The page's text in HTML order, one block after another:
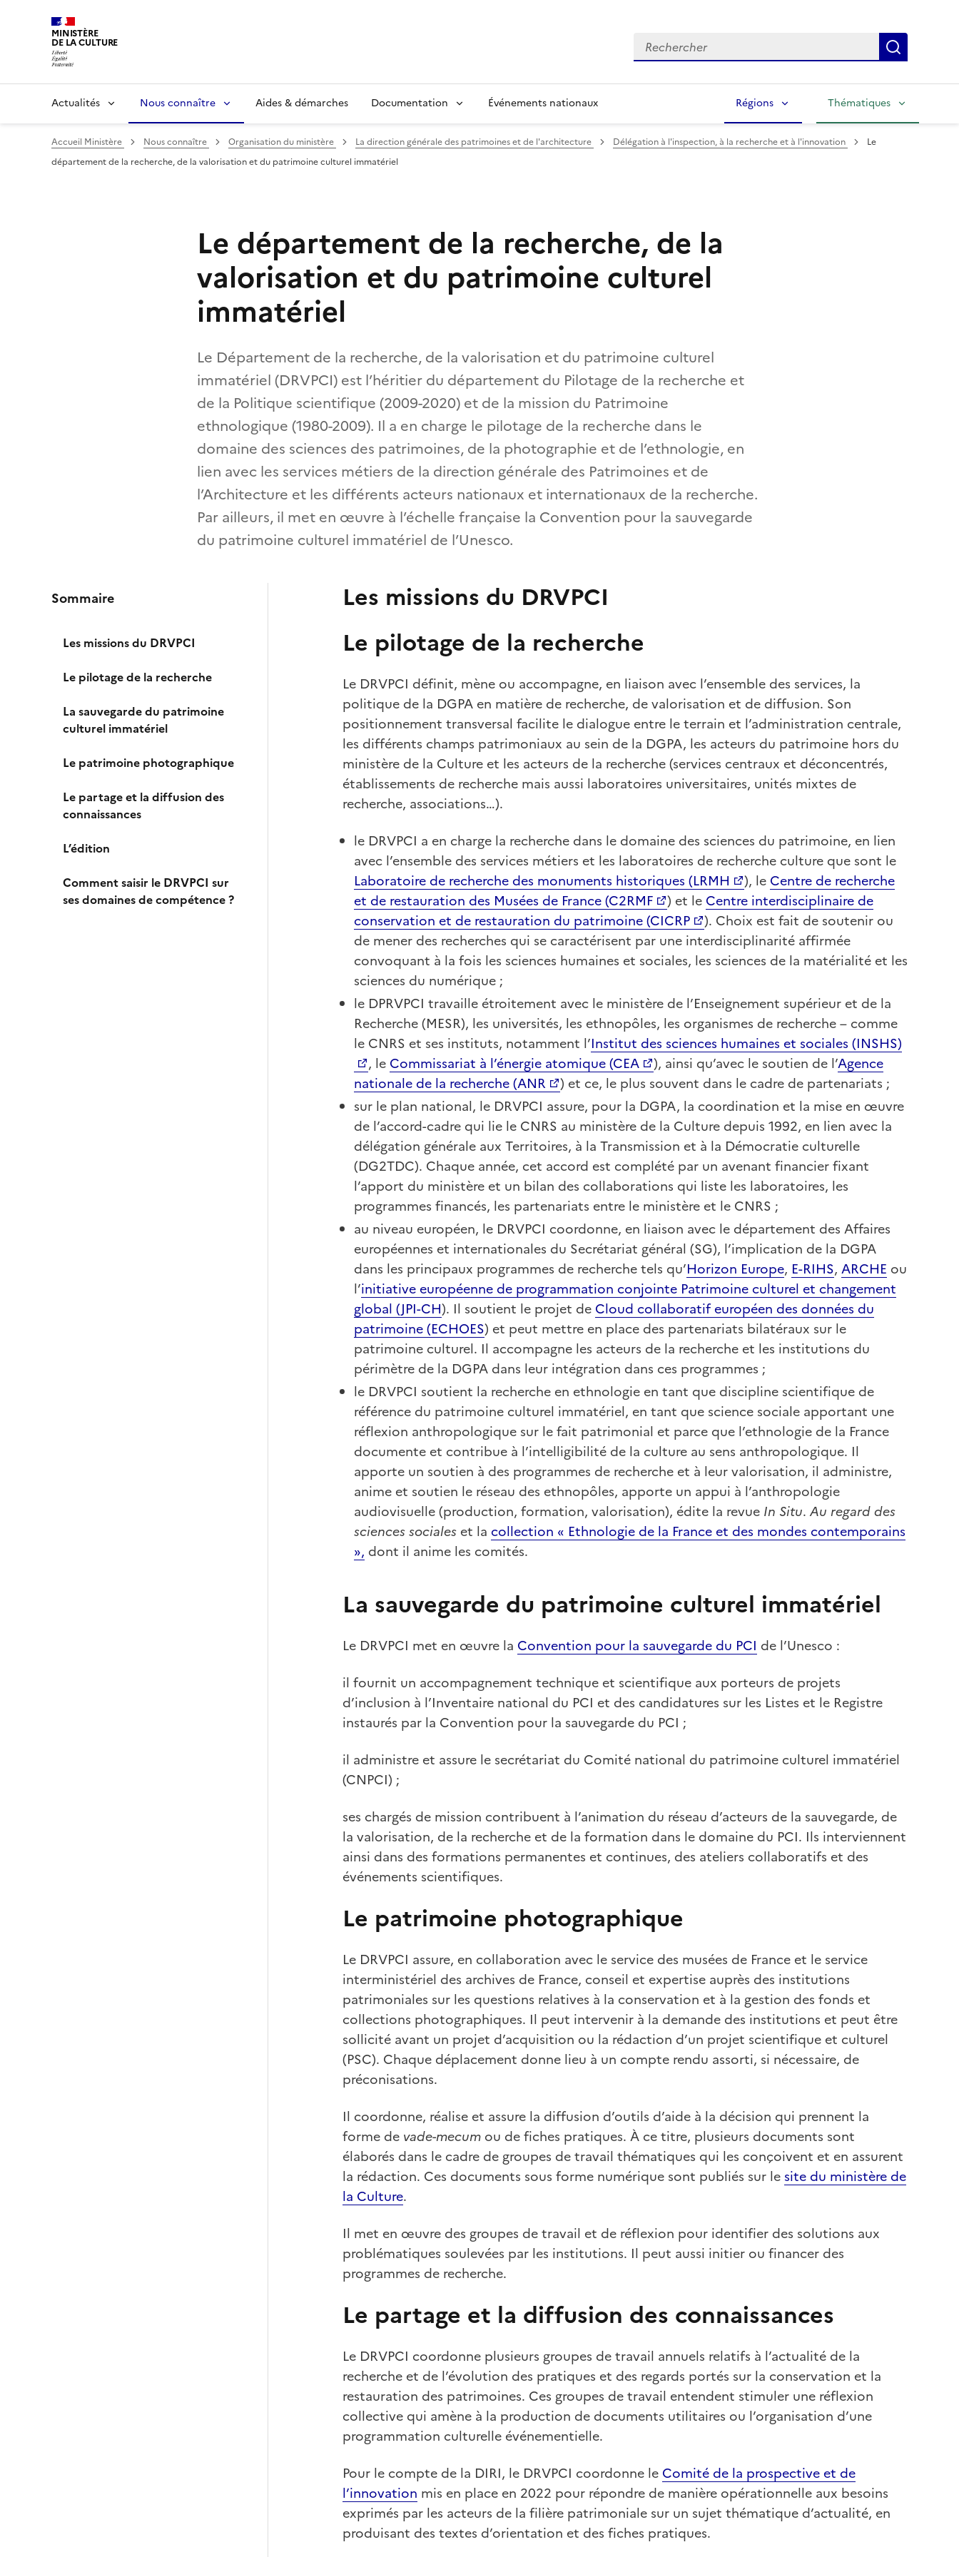
MINISTÈRE
DE LA CULTURE Rechercher
Actualités Nous connaître Aides & démarches Documentation Événements nationaux Régions Thématiques
Accueil Ministère Nous connaître Organisation du ministère La direction générale des patrimoines et de l'architecture Délégation à l'inspection, à la recherche et à l'innovation
Le
département de la recherche, de la valorisation et du patrimoine culturel immatériel
Le département de la recherche, de la
valorisation et du patrimoine culturel
immatériel
Le Département de la recherche, de la valorisation et du patrimoine culturel
immatériel (DRVPCI) est l’héritier du département du Pilotage de la recherche et
de la Politique scientifique (2009-2020) et de la mission du Patrimoine
ethnologique (1980-2009). Il a en charge le pilotage de la recherche dans le
domaine des sciences des patrimoines, de la photographie et de l’ethnologie, en
lien avec les services métiers de la direction générale des Patrimoines et de
l’Architecture et les différents acteurs nationaux et internationaux de la recherche.
Par ailleurs, il met en œuvre à l’échelle française la Convention pour la sauvegarde
du patrimoine culturel immatériel de l’Unesco.
Sommaire
Les missions du DRVPCI
Le pilotage de la recherche
La sauvegarde du patrimoine
culturel immatériel
Le patrimoine photographique
Le partage et la diffusion des
connaissances
L’édition
Comment saisir le DRVPCI sur
ses domaines de compétence ?
Les missions du DRVPCI
Le pilotage de la recherche
Le DRVPCI définit, mène ou accompagne, en liaison avec l’ensemble des services, la
politique de la DGPA en matière de recherche, de valorisation et de diffusion. Son
positionnement transversal facilite le dialogue entre le terrain et l’administration centrale,
les différents champs patrimoniaux au sein de la DGPA, les acteurs du patrimoine hors du
ministère de la Culture et les acteurs de la recherche (services centraux et déconcentrés,
établissements de recherche mais aussi laboratoires universitaires, unités mixtes de
recherche, associations…).
le DRVPCI a en charge la recherche dans le domaine des sciences du patrimoine, en lien
avec l’ensemble des services métiers et les laboratoires de recherche culture que sont le
Laboratoire de recherche des monuments historiques (LRMH
), le Centre de recherche
et de restauration des Musées de France (C2RMF
) et le Centre interdisciplinaire de
conservation et de restauration du patrimoine (CICRP
). Choix est fait de soutenir ou
de mener des recherches qui se caractérisent par une interdisciplinarité affirmée
convoquant à la fois les sciences humaines et sociales, les sciences de la matérialité et les
sciences du numérique ;
le DPRVPCI travaille étroitement avec le ministère de l’Enseignement supérieur et de la
Recherche (MESR), les universités, les ethnopôles, les organismes de recherche – comme
le CNRS et ses instituts, notamment l’Institut des sciences humaines et sociales (INSHS)
, le Commissariat à l’énergie atomique (CEA ), ainsi qu’avec le soutien de l’Agence
nationale de la recherche (ANR
) et ce, le plus souvent dans le cadre de partenariats ;
sur le plan national, le DRVPCI assure, pour la DGPA, la coordination et la mise en œuvre
de l’accord-cadre qui lie le CNRS au ministère de la Culture depuis 1992, en lien avec la
délégation générale aux Territoires, à la Transmission et à la Démocratie culturelle
(DG2TDC). Chaque année, cet accord est complété par un avenant financier fixant
l’apport du ministère et un bilan des collaborations qui liste les laboratoires, les
programmes financés, les partenariats entre le ministère et le CNRS ;
au niveau européen, le DRVPCI coordonne, en liaison avec le département des Affaires
européennes et internationales du Secrétariat général (SG), l’implication de la DGPA
dans les principaux programmes de recherche tels qu’Horizon Europe, E-RIHS, ARCHE ou
l’initiative européenne de programmation conjointe Patrimoine culturel et changement
global (JPI-CH). Il soutient le projet de Cloud collaboratif européen des données du
patrimoine (ECHOES) et peut mettre en place des partenariats bilatéraux sur le
patrimoine culturel. Il accompagne les acteurs de la recherche et les institutions du
périmètre de la DGPA dans leur intégration dans ces programmes ;
le DRVPCI soutient la recherche en ethnologie en tant que discipline scientifique de
référence du patrimoine culturel immatériel, en tant que science sociale apportant une
réflexion anthropologique sur le fait patrimonial et parce que l’ethnologie de la France
documente et contribue à l’intelligibilité de la culture au sens anthropologique. Il
apporte un soutien à des programmes de recherche et à leur valorisation, il administre,
anime et soutien le réseau des ethnopôles, apporte un appui à l’anthropologie
audiovisuelle (production, formation, valorisation), édite la revue In Situ. Au regard des
sciences socialeset la collection « Ethnologie de la France et des mondes contemporains
», dont il anime les comités.
La sauvegarde du patrimoine culturel immatériel
Le DRVPCI met en œuvre la Convention pour la sauvegarde du PCI de l’Unesco :
il fournit un accompagnement technique et scientifique aux porteurs de projets
d’inclusion à l’Inventaire national du PCI et des candidatures sur les Listes et le Registre
instaurés par la Convention pour la sauvegarde du PCI ;
il administre et assure le secrétariat du Comité national du patrimoine culturel immatériel
(CNPCI) ;
ses chargés de mission contribuent à l’animation du réseau d’acteurs de la sauvegarde, de
la valorisation, de la recherche et de la formation dans le domaine du PCI. Ils interviennent
ainsi dans des formations permanentes et continues, des ateliers collaboratifs et des
événements scientifiques.
Le patrimoine photographique
Le DRVPCI assure, en collaboration avec le service des musées de France et le service
interministériel des archives de France, conseil et expertise auprès des institutions
patrimoniales sur les questions relatives à la conservation et à la gestion des fonds et
collections photographiques. Il peut intervenir à la demande des institutions et peut être
sollicité avant un projet d’acquisition ou la rédaction d’un projet scientifique et culturel
(PSC). Chaque déplacement donne lieu à un compte rendu assorti, si nécessaire, de
préconisations.
Il coordonne, réalise et assure la diffusion d’outils d’aide à la décision qui prennent la
forme de vade-mecumou de fiches pratiques. À ce titre, plusieurs documents sont
élaborés dans le cadre de groupes de travail thématiques qui les conçoivent et en assurent
la rédaction. Ces documents sous forme numérique sont publiés sur lesite du ministère de
la Culture.
Il met en œuvre des groupes de travail et de réflexion pour identifier des solutions aux
problématiques soulevées par les institutions. Il peut aussi initier ou financer des
programmes de recherche.
Le partage et la diffusion des connaissances
Le DRVPCI coordonne plusieurs groupes de travail annuels relatifs à l’actualité de la
recherche et de l’évolution des pratiques et des regards portés sur la conservation et la
restauration des patrimoines. Ces groupes de travail entendent stimuler une réflexion
collective qui amène à la production de documents utilitaires ou l’organisation d’une
programmation culturelle événementielle.
Pour le compte de la DIRI, le DRVPCI coordonne le Comité de la prospective et de
l’innovation mis en place en 2022 pour répondre de manière opérationnelle aux besoins
exprimés par les acteurs de la filière patrimoniale sur un sujet thématique d’actualité, en
produisant des textes d’orientation et des fiches pratiques.